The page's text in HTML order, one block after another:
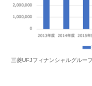
三菱UFJフィナンシャルグル